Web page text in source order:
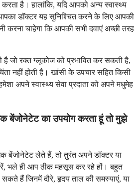
करता है। हालांकि, यदि आपको अन्य स्वास्थ्य
डॉक्टर यह सुनिश्चित करने के लिए आपकी
करना चाहेगा कि आपकी सभी दवाएं अच्छी तरह
है जो रक्त ग्लूकोज को प्रभावित कर सकती है,
नहीं होती है। खांसी के उपचार सहित किसी
अपने स्वास्थ्य सेवा प्रदाता को अपने मधुमेह
बेंजोनेटेट का उपयोग करता हूं तो मुझे
बेंजोनेटेट लेते हैं, तो तुरंत अपने डॉक्टर या
भले ही आप ठीक महसूस कर रहे हों। बहुत
हैं जिनमें दौरे, हृदय ताल की समस्याएं, या